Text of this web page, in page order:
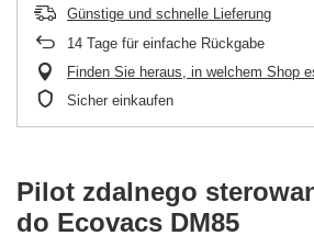
Günstige und schnelle Lieferung
14 Tage für einfache Rückgabe
Finden Sie heraus, in welchem Shop
Sicher einkaufen
Pilot zdalnego
do Ecovacs DM85